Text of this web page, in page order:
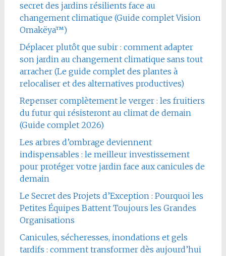
secret des jardins résilients face au
changement climatique (Guide complet Vision
Omakëya™)
Déplacer plutôt que subir : comment adapter
son jardin au changement climatique sans tout
arracher (Le guide complet des plantes à
relocaliser et des alternatives productives)
Repenser complètement le verger : les fruitiers
du futur qui résisteront au climat de demain
(Guide complet 2026)
Les arbres d’ombrage deviennent
indispensables : le meilleur investissement
pour protéger votre jardin face aux canicules de
demain
Le Secret des Projets d’Exception : Pourquoi les
Petites Équipes Battent Toujours les Grandes
Organisations
Canicules, sécheresses, inondations et gels
tardifs : comment transformer dès aujourd’hui